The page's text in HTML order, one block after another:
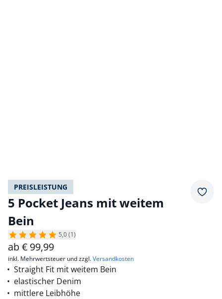
PREISLEISTUNG
5 Pocket Jeans mit weitem
Bein
5,0 (1)
ab€ 99,99
inkl. Mehrwertsteuer und zzgl.Versandkosten
Straight Fit mit weitem Bein
elastischer Denim
mittlere Leibhöhe